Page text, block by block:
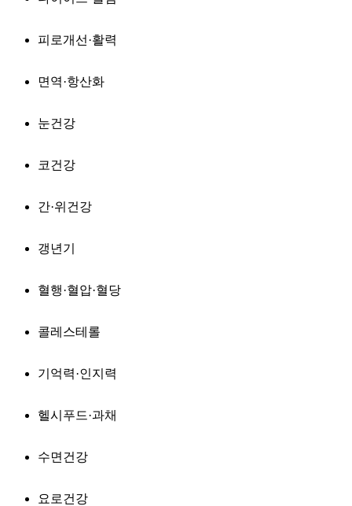
피로개선·활력
면역·항산화
눈건강
코건강
간·위건강
갱년기
혈행·혈압·혈당
콜레스테롤
기억력·인지력
헬시푸드·과채
수면건강
요로건강